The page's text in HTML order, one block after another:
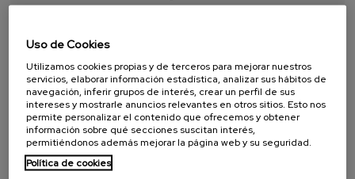
NANOGUNE PARTICIPA EN PINT OF
SCIENCE DONOSTIA 2026 CON TRES
CHARLAS SOBRE NANOCIENCIA, LUZ
Y ALMACENAMIENTO DE
INFORMACIÓN
Uso de Cookies
Utilizamos cookies propias y de terceros para mejorar nuestros
servicios, elaborar información estadística, analizar sus hábitos de
navegación, inferir grupos de interés, crear un perfil de sus
intereses y mostrarle anuncios relevantes en otros sitios. Esto nos
permite personalizar el contenido que ofrecemos y obtener
información sobre qué secciones suscitan interés,
permitiéndonos además mejorar la página web y su seguridad.
Política de cookies